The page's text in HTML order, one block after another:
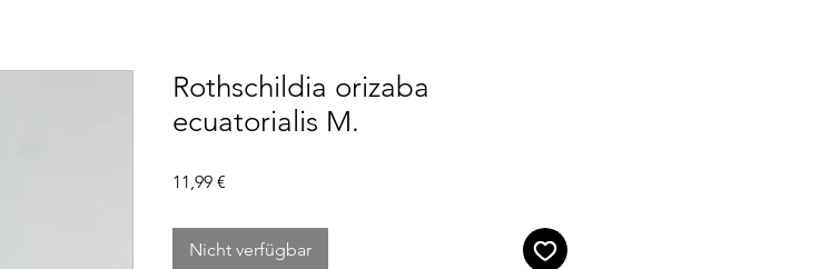
Rothschildia orizaba
ecuatorialis M.
11,99 €
Nicht verfügbar